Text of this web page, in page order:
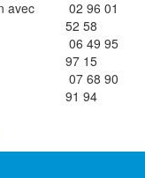
avec
02 96 01
52 58
06 49 95
97 15
07 68 90
91 94